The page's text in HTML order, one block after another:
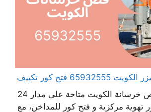
فتح كور تكييف
خدمات شركة قص خرسانة الكويت متاحة على مدار 24
مركزية و فتح كور للمداخن، مع